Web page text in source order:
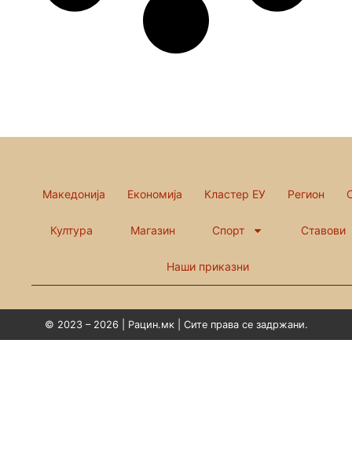
Македонија Економија Кластер ЕУ Регион
Култура Магазин Спорт Ставови
Наши приказни
© 2023 – 2026 | Рацин.мк | Сите права се задржани.